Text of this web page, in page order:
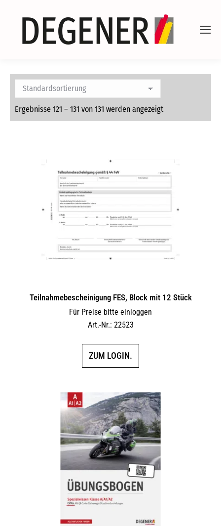
Ergebnisse 121 – 131 von 131 werden angezeigt
Teilnahmebescheinigung FES, Block mit 12 Stück
Für Preise bitte einloggen
Art.-Nr.: 22523
ZUM LOGIN.